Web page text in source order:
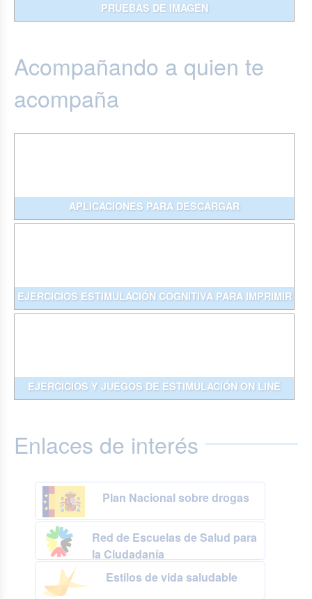
PRUEBAS DE IMAGEN
Acompañando a quien te
acompaña
APLICACIONES PARA DESCARGAR
EJERCICIOS ESTIMULACIÓN COGNITIVA PARA IMPRIMIR
EJERCICIOS Y JUEGOS DE ESTIMULACIÓN ON LINE
Enlaces de interés
Plan Nacional sobre drogas
Red de Escuelas de Salud para
la Ciudadanía
Estilos de vida saludable